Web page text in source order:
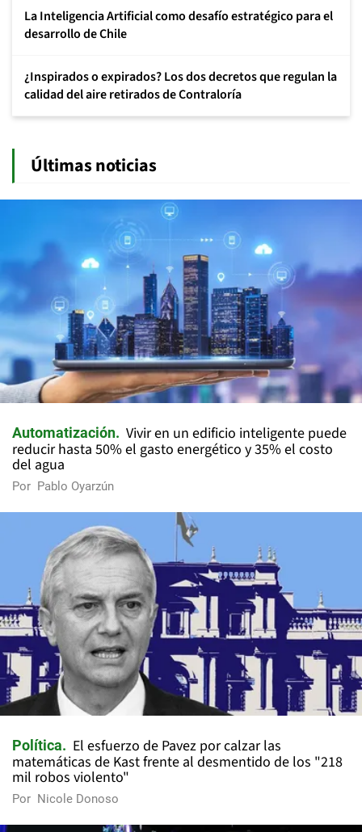
La Inteligencia Artificial como desafío estratégico para el
desarrollo de Chile
¿Inspirados o expirados? Los dos decretos que regulan la
calidad del aire retirados de Contraloría
Últimas noticias
Automatización
Vivir en un edificio inteligente puede
reducir hasta 50% el gasto energético y 35% el costo
del agua
Por Pablo Oyarzún
Política
El esfuerzo de Pavez por calzar las
matemáticas de Kast frente al desmentido de los "218
mil robos violento"
Por Nicole Donoso